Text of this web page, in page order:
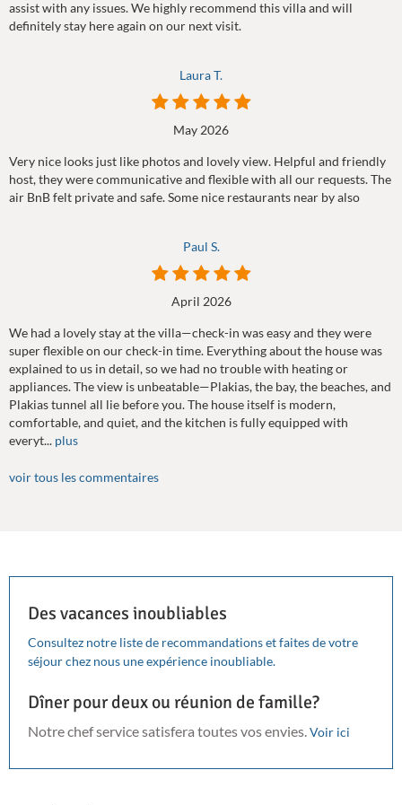
assist with any issues. We highly recommend this villa and will
definitely stay here again on our next visit.
Laura T.
May 2026
Very nice looks just like photos and lovely view. Helpful and friendly
host, they were communicative and flexible with all our requests. The
air BnB felt private and safe. Some nice restaurants near by also
Paul S.
April 2026
We had a lovely stay at the villa—check-in was easy and they were
super flexible on our check-in time. Everything about the house was
explained to us in detail, so we had no trouble with heating or
appliances. The view is unbeatable—Plakias, the bay, the beaches, and
Plakias tunnel all lie before you. The house itself is modern,
comfortable, and quiet, and the kitchen is fully equipped with
everyt... plus
voir tous les commentaires
Des vacances inoubliables
Consultez notre liste de recommandations et faites de votre
séjour chez nous une expérience inoubliable.
Dîner pour deux ou réunion de famille?
Notre chef service satisfera toutes vos envies.Voir ici